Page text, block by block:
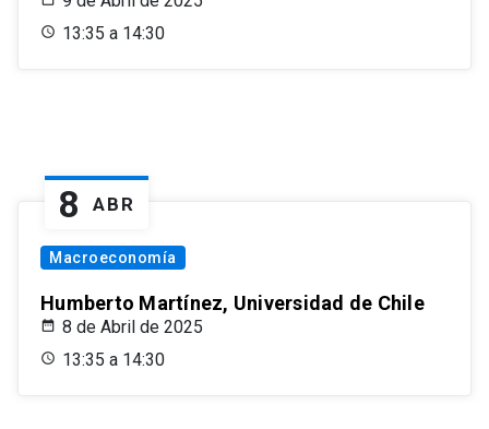
13:35 a 14:30
8 ABR
Macroeconomía
Humberto Martínez, Universidad de Chile
8 de Abril de 2025
13:35 a 14:30